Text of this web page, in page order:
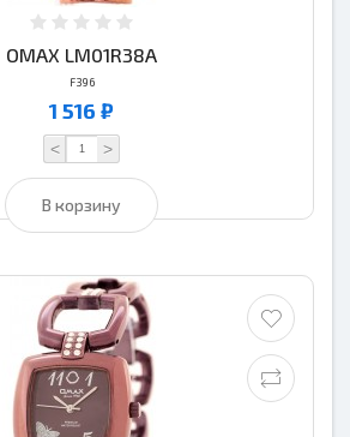
OMAX LM01R38A
F396
1 516 ₽
< >
В корзину